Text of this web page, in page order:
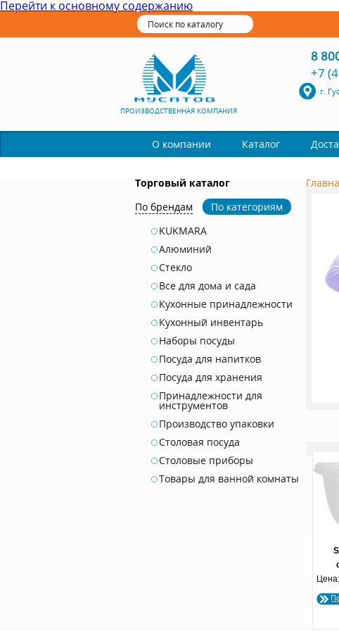
Перейти к основному содержанию
ПРОИЗВОДСТВЕННАЯ КОМПАНИЯ
8
+7
г.
О компании Каталог
Торговый каталог
По брендам
По категориям
KUKMARA
Алюминий
Стекло
Все для дома и сада
Кухонные принадлежности
Кухонный инвентарь
Наборы посуды
Посуда для напитков
Посуда для хранения
Принадлежности для
инструментов
Производство упаковки
Столовая посуда
Столовые приборы
Товары для ванной комнаты
Цена: